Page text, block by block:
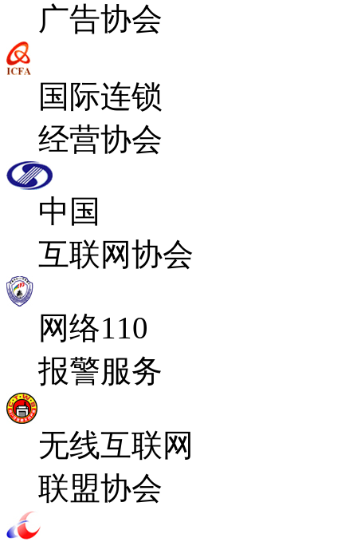
广告协会
国际连锁
经营协会
中国
互联网协会
网络110
报警服务
无线互联网
联盟协会